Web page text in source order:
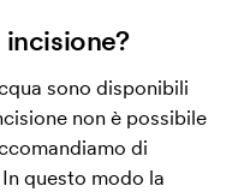
sono disponibili
non è possibile
di
questo modo la